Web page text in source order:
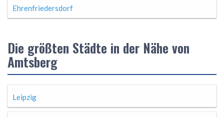
Ehrenfriedersdorf
Die größten Städte in der Nähe von
Amtsberg
Leipzig